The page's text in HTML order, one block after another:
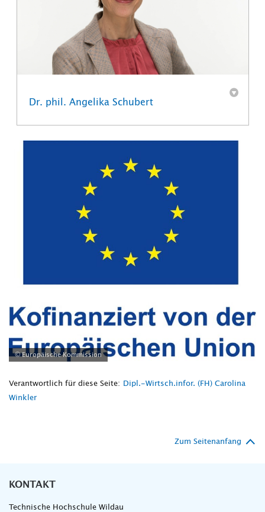
Dr. phil. Angelika Schubert
© Europäische Kommission
Verantwortlich für diese Seite:
Dipl.-Wirtsch.infor. (FH) Carolina
Winkler
Zum Seitenanfang
KONTAKT
Technische Hochschule Wildau